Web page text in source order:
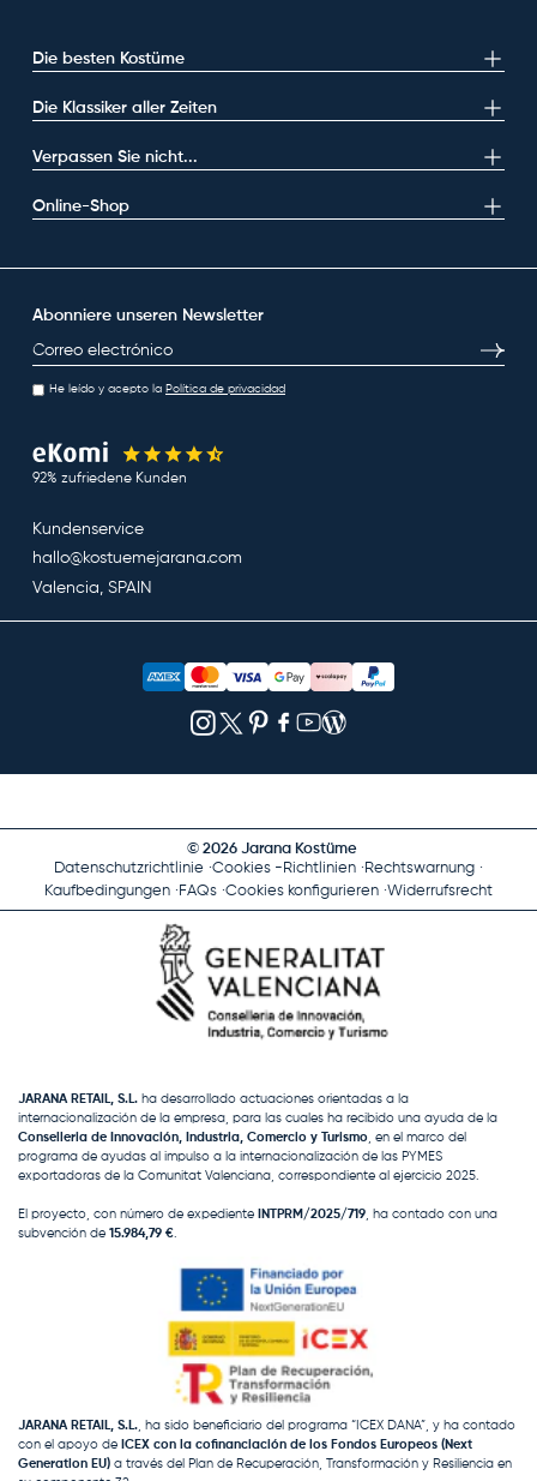
Die besten Kostüme
Die Klassiker aller Zeiten
Verpassen Sie nicht...
Online-Shop
Abonniere unseren Newsletter
E-Mail
He leído y acepto la Política de privacidad
92% zufriedene Kunden
Kundenservice
hallo@kostuemejarana.com
Valencia, SPAIN
© 2026 Jarana Kostüme
Datenschutzrichtlinie Cookies -Richtlinien
Rechtswarnung
Kaufbedingungen
FAQs Cookies konfigurieren Widerrufsrecht
JARANA RETAIL, S.L. ha desarrollado actuaciones orientadas a la
internacionalización de la empresa, para las cuales ha recibido una ayuda de la
Conselleria de Innovación, Industria, Comercio y Turismo , en el marco del
programa de ayudas al impulso a la internacionalización de las PYMES
exportadoras de la Comunitat Valenciana, correspondiente al ejercicio 2025.
El proyecto, con número de expediente INTPRM/2025/719 , ha contado con una
subvención de 15.984,79 €.
JARANA RETAIL, S.L. , ha sido beneficiario del programa “ICEX DANA”, y ha contado
con el apoyo de ICEX con la cofinanciación de los Fondos Europeos (Next
Generation EU) a través del Plan de Recuperación, Transformación y Resiliencia en